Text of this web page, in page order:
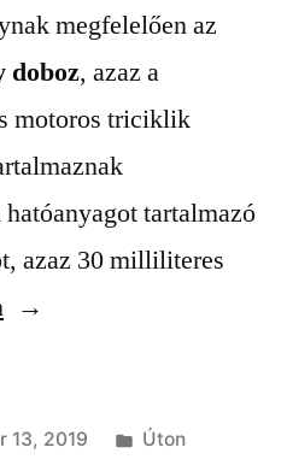
megfelelően az
doboz, azaz a
motoros triciklik
tartalmazó
azaz 30 milliliteres
13, 2019 Kategória:
Úton